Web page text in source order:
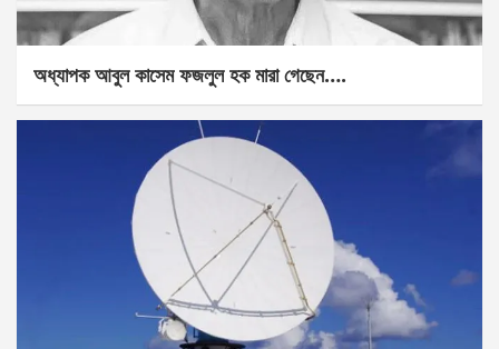
অধ্যাপক আবুল কাসেম ফজলুল হক মারা গেছেন….